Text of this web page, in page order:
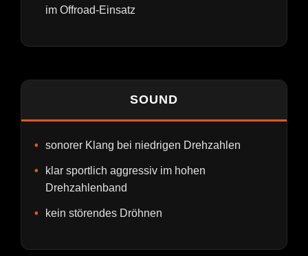
im Offroad-Einsatz
SOUND
sonorer Klang bei niedrigen Drehzahlen
klar sportlich aggressiv im hohen
Drehzahlenband
kein störendes Dröhnen